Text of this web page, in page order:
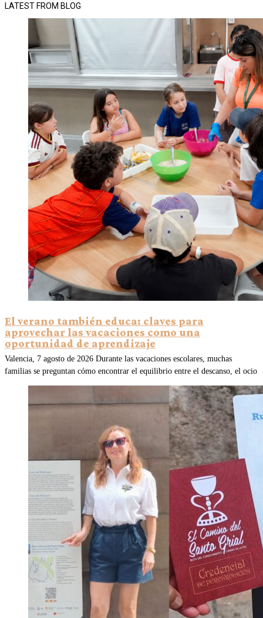
LATEST FROM BLOG
El verano también educa: claves para
aprovechar las vacaciones como una
oportunidad de aprendizaje
Valencia, 7 agosto de 2026 Durante las vacaciones escolares, muchas
familias se preguntan cómo encontrar el equilibrio entre el descanso, el ocio